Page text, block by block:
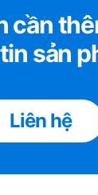
cần
sản
Liên hệ